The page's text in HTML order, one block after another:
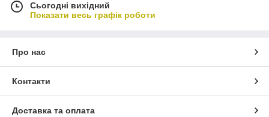
Сьогодні вихідний
Показати весь графік роботи
Про нас
Контакти
Доставка та оплата